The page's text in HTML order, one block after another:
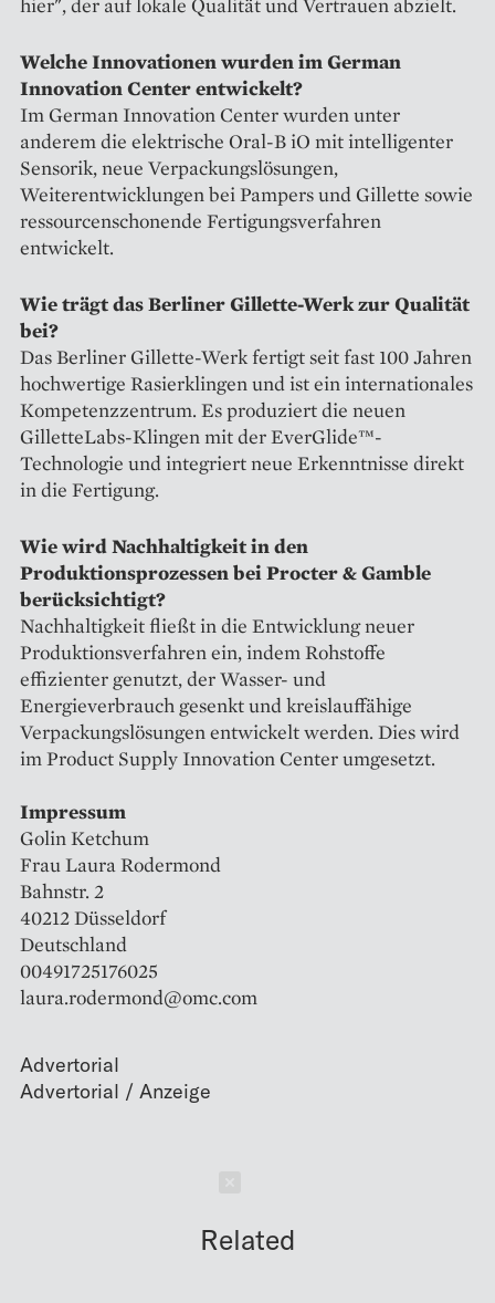
Welche Innovationen wurden im German
Innovation Center entwickelt?
Im German Innovation Center wurden unter
anderem die elektrische Oral-B iO mit intelligenter
Sensorik, neue Verpackungslösungen,
Weiterentwicklungen bei Pampers und Gillette sowie
ressourcenschonende Fertigungsverfahren
entwickelt.
Wie trägt das Berliner Gillette-Werk zur Qualität
bei?
Das Berliner Gillette-Werk fertigt seit fast 100 Jahren
hochwertige Rasierklingen und ist ein internationales
Kompetenzzentrum. Es produziert die neuen
GilletteLabs-Klingen mit der EverGlide™-
Technologie und integriert neue Erkenntnisse direkt
in die Fertigung.
Wie wird Nachhaltigkeit in den
Produktionsprozessen bei Procter & Gamble
berücksichtigt?
Nachhaltigkeit fließt in die Entwicklung neuer
Produktionsverfahren ein, indem Rohstoffe
effizienter genutzt, der Wasser- und
Energieverbrauch gesenkt und kreislauffähige
Verpackungslösungen entwickelt werden. Dies wird
im Product Supply Innovation Center umgesetzt.
Impressum
Golin Ketchum
Frau Laura Rodermond
Bahnstr. 2
40212 Düsseldorf
Deutschland
00491725176025
laura.rodermond@omc.com
Advertorial
Related